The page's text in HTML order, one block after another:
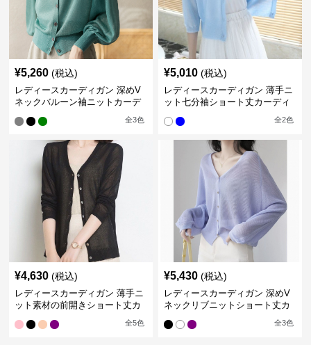
¥5,260 (税込)
レディースカーディガン 深めV
ネックバルーン袖ニットカーデ
全3色
¥5,010 (税込)
レディースカーディガン 薄手ニ
ット七分袖ショート丈カーディ
全2色
¥4,630 (税込)
レディースカーディガン 薄手ニ
ット素材の前開きショート丈カ
全5色
¥5,430 (税込)
レディースカーディガン 深めV
ネックリブニットショート丈カ
全3色